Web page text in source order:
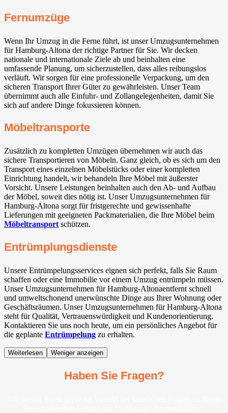
Fernumzüge
Wenn Ihr Umzug in die Ferne führt, ist unser Umzugsunternehmen
für Hamburg-Altona der richtige Partner für Sie. Wir decken
nationale und internationale Ziele ab und beinhalten eine
umfassende Planung, um sicherzustellen, dass alles reibungslos
verläuft. Wir sorgen für eine professionelle Verpackung, um den
sicheren Transport Ihrer Güter zu gewährleisten. Unser Team
übernimmt auch alle Einfuhr- und Zollangelegenheiten, damit Sie
sich auf andere Dinge fokussieren können.
Möbeltransporte
Zusätzlich zu kompletten Umzügen übernehmen wir auch das
sichere Transportieren von Möbeln. Ganz gleich, ob es sich um den
Transport eines einzelnen Möbelstücks oder einer kompletten
Einrichtung handelt, wir behandeln Ihre Möbel mit äußerster
Vorsicht. Unsere Leistungen beinhalten auch den Ab- und Aufbau
der Möbel, soweit dies nötig ist. Unser Umzugsunternehmen für
Hamburg-Altona sorgt für fristgerechte und gewissenhafte
Lieferungen mit geeigneten Packmaterialien, die Ihre Möbel beim
Möbeltransportschützen.
Entrümplungsdienste
Unsere Entrümpelungsservices eignen sich perfekt, falls Sie Raum
schaffen oder eine Immobilie vor einem Umzug entrümpeln müssen.
Unser Umzugsunternehmen für Hamburg-Altonaentfernt schnell
und umweltschonend unerwünschte Dinge aus Ihrer Wohnung oder
Geschäftsräumen. Unser Umzugsunternehmen für Hamburg-Altona
steht für Qualität, Vertrauenswürdigkeit und Kundenorientierung.
Kontaktieren Sie uns noch heute, um ein persönliches Angebot für
die geplante Entrümpelung zu erhalten.
Weiterlesen Weniger anzeigen
Haben Sie Fragen?